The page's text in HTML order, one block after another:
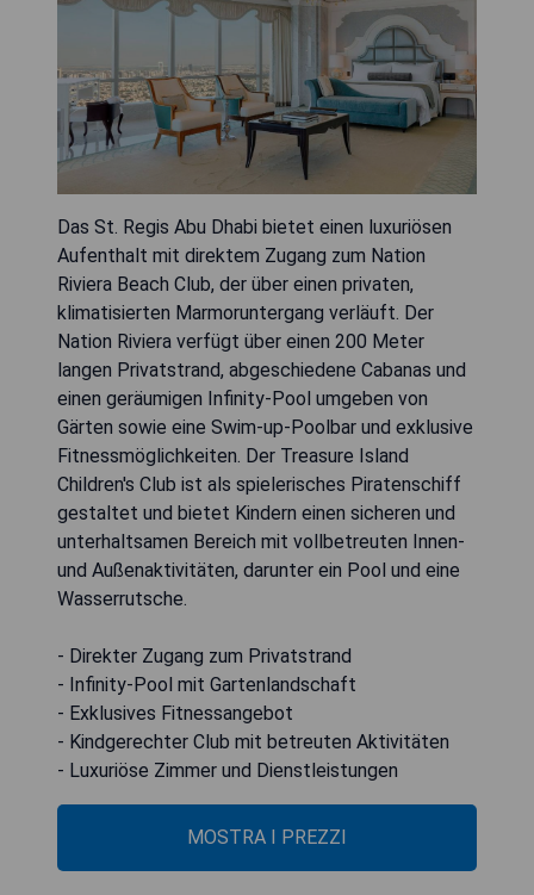
Das St. Regis Abu Dhabi bietet einen luxuriösen
Aufenthalt mit direktem Zugang zum Nation
Riviera Beach Club, der über einen privaten,
klimatisierten Marmoruntergang verläuft. Der
Nation Riviera verfügt über einen 200 Meter
langen Privatstrand, abgeschiedene Cabanas und
einen geräumigen Infinity-Pool umgeben von
Gärten sowie eine Swim-up-Poolbar und exklusive
Fitnessmöglichkeiten. Der Treasure Island
Children's Club ist als spielerisches Piratenschiff
gestaltet und bietet Kindern einen sicheren und
unterhaltsamen Bereich mit vollbetreuten Innen-
und Außenaktivitäten, darunter ein Pool und eine
Wasserrutsche.
- Direkter Zugang zum Privatstrand
- Infinity-Pool mit Gartenlandschaft
- Exklusives Fitnessangebot
- Kindgerechter Club mit betreuten Aktivitäten
- Luxuriöse Zimmer und Dienstleistungen
MOSTRA I PREZZI